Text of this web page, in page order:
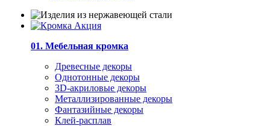
01. Мебельная кромка
Древесные декоры
Однотонные декоры
3D-акриловые декоры
Металлизированные декоры
Фантазийные декоры
Клей-расплав